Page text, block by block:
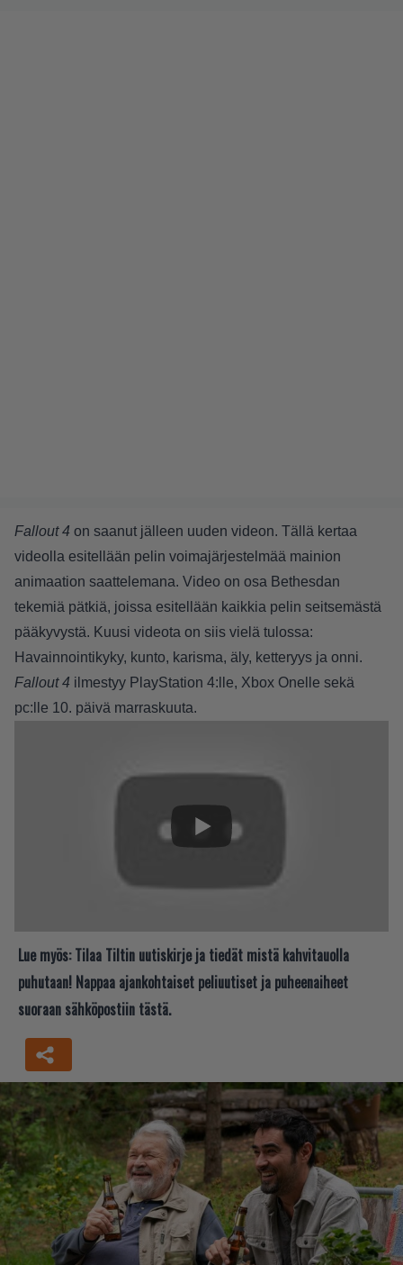
Fallout 4 on saanut jälleen uuden videon. Tällä kertaa
videolla esitellään pelin voimajärjestelmää mainion
animaation saattelemana. Video on osa Bethesdan
tekemiä pätkiä, joissa esitellään kaikkia pelin seitsemästä
pääkyvystä. Kuusi videota on siis vielä tulossa:
Havainnointikyky, kunto, karisma, äly, ketteryys ja onni.
Fallout 4 ilmestyy PlayStation 4:lle, Xbox Onelle sekä
pc:lle 10. päivä marraskuuta.
Lue myös: Tilaa Tiltin uutiskirje ja tiedät mistä kahvitauolla
puhutaan! Nappaa ajankohtaiset peliuutiset ja puheenaiheet
suoraan sähköpostiin tästä.